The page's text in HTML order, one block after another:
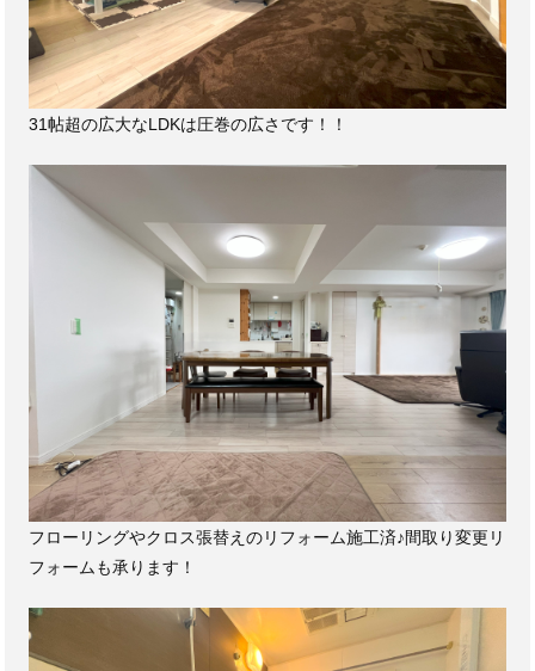
31帖超の広大なLDKは圧巻の広さです！！
フローリングやクロス張替えのリフォーム施工済♪間取り変更リ
フォームも承ります！